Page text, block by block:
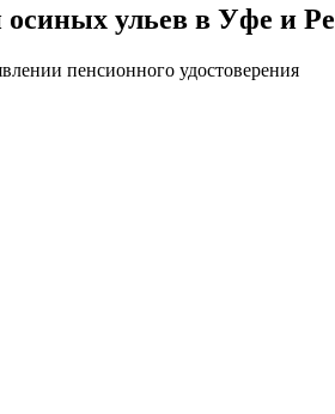
ульев в Уфе и
пенсионного удостоверения